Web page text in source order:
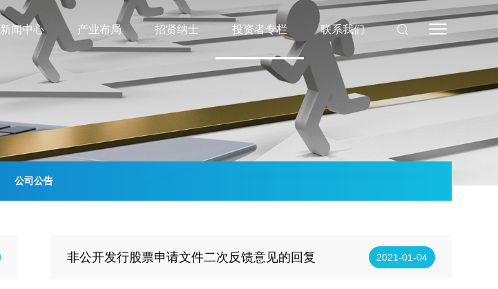
新闻中心 产业布局 招贤纳士 投资者专栏 联系我们
公司公告
非公开发行股票申请文件二次反馈意见的回复 2021-01-04